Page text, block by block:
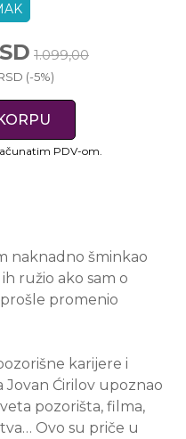
1.099,00
(-5%)
PDV-om.
naknadno šminkao
ružio ako sam o
promenio
karijere i
Ćirilov upoznao
pozorišta, filma,
Ovo su priče u